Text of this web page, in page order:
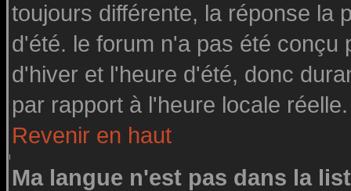
toujours différente, la réponse la
d'été. le forum n'a pas été conçu
d'hiver et l'heure d'été, donc
par rapport à l'heure locale réelle.
Revenir en haut
Ma langue n'est pas dans la